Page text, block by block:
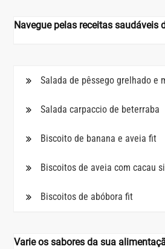
Navegue pelas receitas saudáveis
Salada de pêssego grelhado e
Salada carpaccio de beterraba
Biscoito de banana e aveia fit
Biscoitos de aveia com cacau
Biscoitos de abóbora fit
Varie os sabores da sua